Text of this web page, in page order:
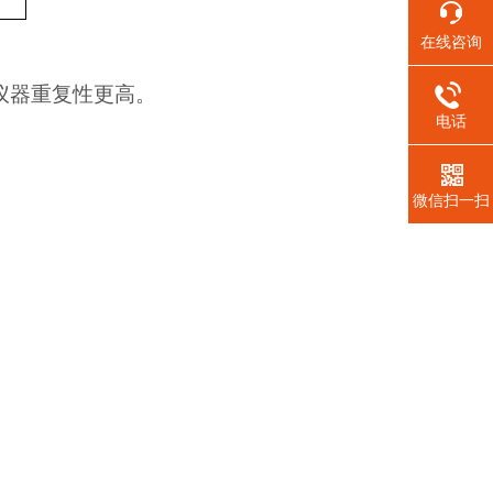
重复性更高。
在线咨询
电话
微信扫一扫